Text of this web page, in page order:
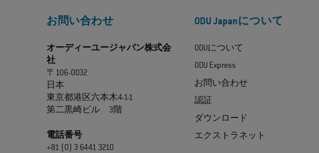
お問い合わせ
オーディーユージャパン株式会
社
〒106-0032
日本
東京都港区六本木4-1-1
第二黒崎ビル 3階
電話番号
+81 (0) 3 6441 3210
ODU Japanについて
ODUについて
ODU Express
お問い合わせ
認証
ダウンロード
エクストラネット